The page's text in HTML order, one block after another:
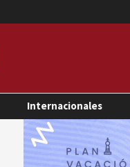
Internacionales